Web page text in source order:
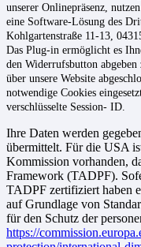
unserer Onlinepräsenz,
eine Software-Lösung des
Kohlgartenstraße 11-1 3,
Das Plug-in ermöglicht es
den Widerrufsbutton
über unsere Website
notwendige Cookies
verschlüsselte Session- ID.
Ihre Daten werden
übermittelt. Für die USA
Kommission vorhanden,
Framework (TADPF).
TADPF zertifiziert haben
auf Grundlage von
für den Schutz der
https://